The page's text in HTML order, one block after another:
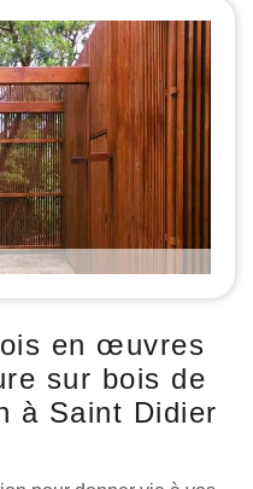
en œuvres
sur bois de
à Saint Didier